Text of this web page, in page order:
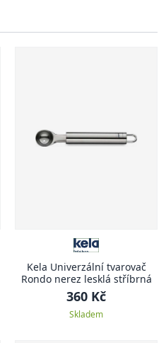
Kela Univerzální tvarovač
Rondo nerez lesklá stříbrná
360 Kč
Skladem